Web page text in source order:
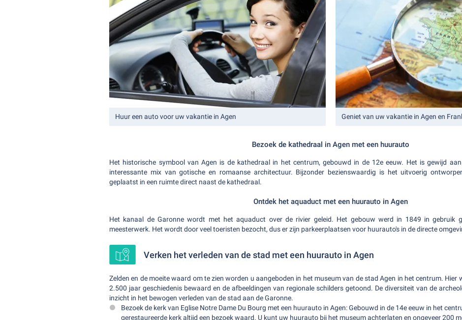
Huur een auto voor uw vakantie in Agen Geniet van uw vakantie in Agen en
Bezoek de kathedraal in Agen met een huurauto
Het historische symbool van Agen is de kathedraal in het centrum, gebouwd in de 12e eeuw. Het is gewijd
interessante mix van gotische en romaanse architectuur. Bijzonder bezienswaardig is het uitvoerig
geplaatst in een ruimte direct naast de kathedraal.
Ontdek het aquaduct met een huurauto in Agen
Het kanaal de Garonne wordt met het aquaduct over de rivier geleid. Het gebouw werd in 1849 in gebruik
meesterwerk. Het wordt door veel toeristen bezocht, dus er zijn parkeerplaatsen voor huurauto's in de directe
Verken het verleden van de stad met een huurauto in Agen
Zelden en de moeite waard om te zien worden u aangeboden in het museum van de stad Agen in het centrum. Hier
2.500 jaar geschiedenis bewaard en de afbeeldingen van regionale schilders getoond. De diversiteit van de
inzicht in het bewogen verleden van de stad aan de Garonne.
Bezoek de kerk van Eglise Notre Dame Du Bourg met een huurauto in Agen: Gebouwd in de 14e eeuw in het
gerestaureerde kerk altijd een bezoek waard. U kunt uw huurauto bij het museum achterlaten en ongeveer 200